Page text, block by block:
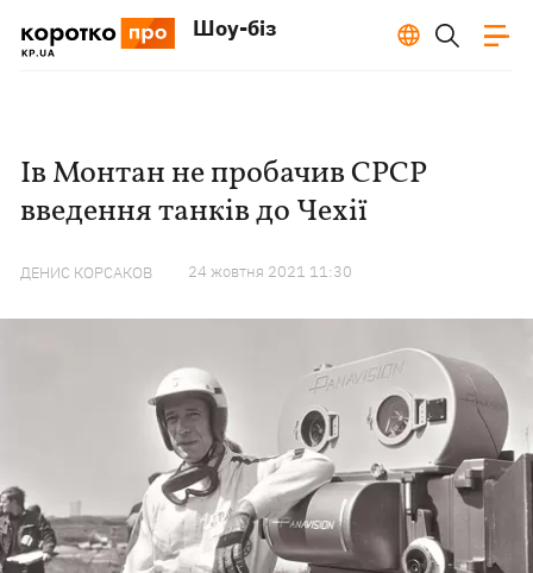
Шоу-біз
Ів Монтан не пробачив СРСР
введення танків до Чехії
ДЕНИС КОРСАКОВ 24 жовтня 2021 11:30